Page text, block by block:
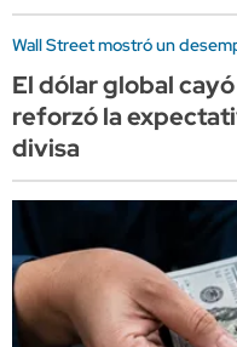
Wall Street mostró un
El dólar global
reforzó la
divisa